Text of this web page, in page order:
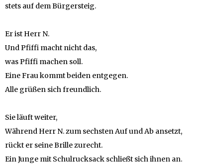
stets auf dem Bürgersteig.
Er ist Herr N.
Und Pfiffi macht nicht das,
was Pfiffi machen soll.
Eine Frau kommt beiden entgegen.
Alle grüßen sich freundlich.
Sie läuft weiter,
Während Herr N. zum sechsten Auf und Ab ansetzt,
rückt er seine Brille zurecht.
Ein Junge mit Schulrucksack schließt sich ihnen an.